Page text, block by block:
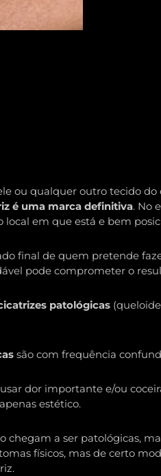
ou qualquer outro tecido
é uma marca definitiva. No
local em que está e bem
final de quem pretende
pode comprometer o
patológicas
são com frequência
dor importante e/ou
estético.
chegam a ser patológicas,
físicos, mas de certo